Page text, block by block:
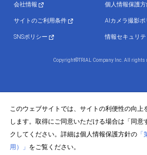
会社情報 個人情報保護
サイトのご利用条件 AIカメラ撮影ポ
SNSポリシー 情報セキュリ
Copyright©TRIAL Company Inc. All rights
このウェブサイトでは、サイトの利便性の向
します。取得にご同意いただける場合は「同意
クしてください。詳細は個人情報保護方針の
用）」 をご覧ください。